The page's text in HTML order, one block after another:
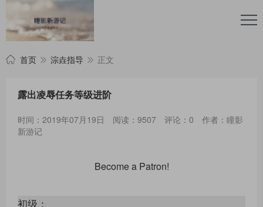
首页 淙垚指导 正文
露出凌辱任务等级进阶
时间：2019年07月19日 阅读：9507 评论：0
作者：瞳影
新游记
Become a Patron!
初级：